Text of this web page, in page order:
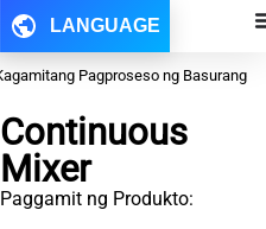
LANGUAGE
Pagproseso ng Basurang
Continuous
Mixer
Paggamit ng Produkto: